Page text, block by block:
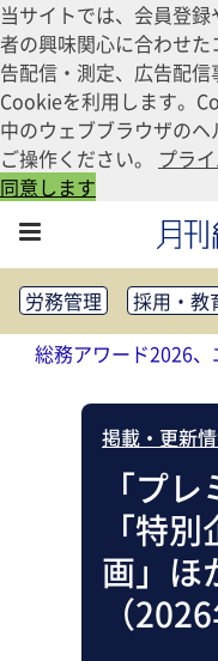
当サイトでは、会員登
者の興味関心に合わせ
告配信・測定、広告配
Cookieを利用します。
中のウェブブラウザの
ご操作ください。 プラ
同意します
労務管理 採用・教
健康経営
働き方改
法務・コンプライア
リスクマネジメント・
社外・社内広報
社外・社内コミュニ
FM・オフィス移転
テクノロジー活用・
助成金・補助金・コ
アウトソーシング・
総務アワード2026、
掲載・更新
「プ
「特
画」
（